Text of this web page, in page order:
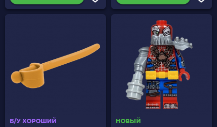
Б/У ХОРОШИЙ
НОВЫЙ